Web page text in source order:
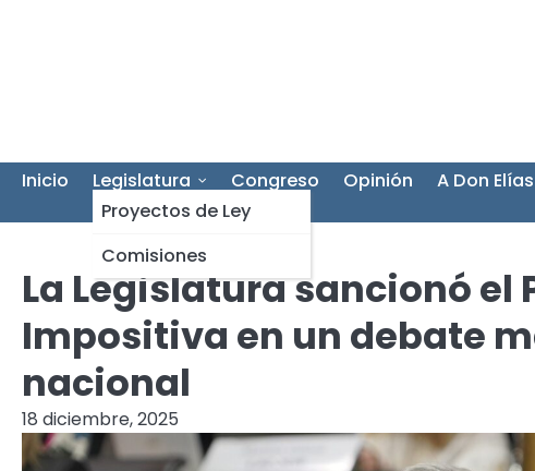
Inicio
Legislatura
Proyectos de Ley
Comisiones
Congreso Opinión A Don Elías
La Legislatura sancionó el
Impositiva en un debate
nacional
18 diciembre, 2025